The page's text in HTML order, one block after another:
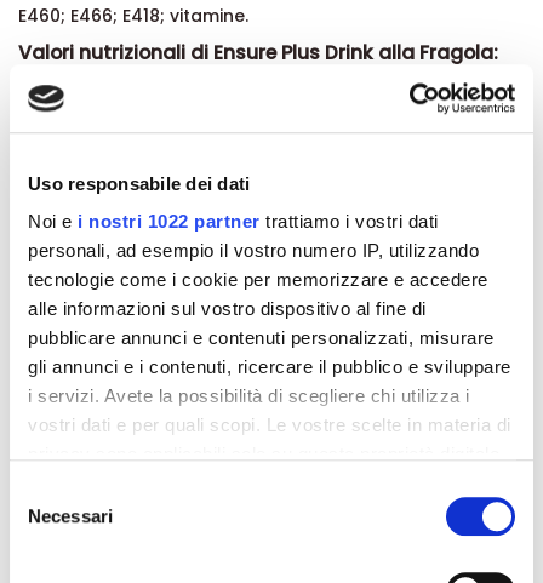
Uso responsabile dei dati
Noi e i nostri 1022 partner trattiamo i vostri dati
personali, ad esempio il vostro numero IP, utilizzando
tecnologie come i cookie per memorizzare e accedere
alle informazioni sul vostro dispositivo al fine di
pubblicare annunci e contenuti personalizzati, misurare
gli annunci e i contenuti, ricercare il pubblico e sviluppare
i servizi. Avete la possibilità di scegliere chi utilizza i
vostri dati e per quali scopi. Le vostre scelte in materia di
modificare o revocare il proprio consenso in qualsiasi
momento dalla Dichiarazione sui cookie o facendo clic
delNecessari
E460; E466; E418; vitamine.
Valori nutrizionali di Ensure Plus Drink alla Fragola:
kcal:
53,84% (20,2 g/100mL; 40,4 g/bottiglia)
29,50% (4,92 g/100mL; 9,84 g/bottiglia)
Senza Fibra
Vitamine & Sali minerali: Vitamina A, Vitamina D3,
Vitamina E, Vitamina K1, Vitamina C, Acido Folico,
Vitamina B1, Vitamina B2, Vitamina B6, Vitamina B12,
Niacina, Acido Pantotenico, Biotina, Colina, Sodio,
Potassio, Cloro, Calcio, Fosforo, Magnesio, Ferro,
Zinco, Manganese, Rame, Iodio, Selenio, Cromo,
Molibdeno.
Senza glutine
Formato